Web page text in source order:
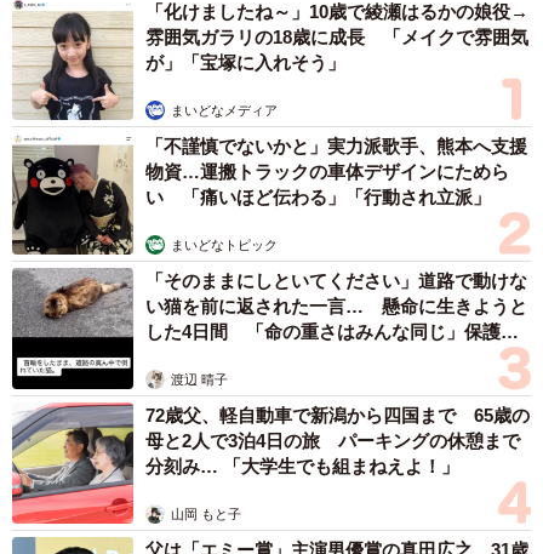
合わせ⇒リポート提出⇒講師陣による添削」を繰り返すこ
とになるので、そこで少しずつアンテナの錆を落としてい
けば、動物が伝えてくれたことと自分の思考の区別がつく
ようになるはずと前向きに考えるようにしました。
「化けましたね～」10歳で綾瀬はるかの娘役→
雰囲気ガラリの18歳に成長 「メイクで雰囲気
が」「宝塚に入れそう」
まいどなメディア
「不謹慎でないかと」実力派歌手、熊本へ支援
物資…運搬トラックの車体デザインにためら
い 「痛いほど伝わる」「行動され立派」
まいどなトピック
「そのままにしといてください」道路で動けな
い猫を前に返された一言… 懸命に生きようと
した4日間 「命の重さはみんな同じ」保護団
渡辺 晴子
72歳父、軽自動車で新潟から四国まで 65歳の
母と2人で3泊4日の旅 パーキングの休憩まで
分刻み… 「大学生でも組まねえよ！」
山岡 もと子
父は「エミー賞」主演男優賞の真田広之 31歳